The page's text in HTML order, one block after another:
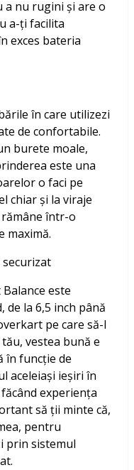
a nu rugini și are o
a-ți facilita
exces bateria
în care utilizezi
de confortabile.
burete moale,
este una
o faci pe
chiar și la viraje
într-o
maximă.
este
la 6,5 inch până
pe care să-l
vestea bună e
în funcție de
aceleiași ieșiri în
experiența
să ții minte că,
pentru
prin sistemul